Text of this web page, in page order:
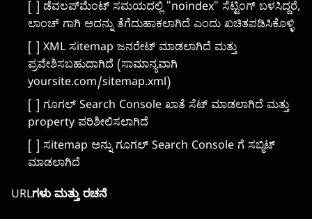
[ ] ಡೆವಲಪ್‌ಮೆಂಟ್ ಸಮಯದಲ್ಲಿ "noindex" ಸೆಟ್ಟಿಂಗ್ ಬಳಸಿದ್ದರೆ,
ಲಾಂಚ್ ಗಾಗಿ ಅದನ್ನು ತೆಗೆದುಹಾಕಲಾಗಿದೆ ಎಂದು ಖಚಿತಪಡಿಸಿಕೊಳ್ಳಿ
[ ] XML ಸitemap ಜನರೇಟ್ ಮಾಡಲಾಗಿದೆ ಮತ್ತು
ಪ್ರವೇಶಿಸಬಹುದಾಗಿದೆ (ಸಾಮಾನ್ಯವಾಗಿ
yoursite.com/sitemap.xml)
[ ] ಗೂಗಲ್ Search Console ಖಾತೆ ಸೆಟ್ ಮಾಡಲಾಗಿದೆ ಮತ್ತು
property ಪರಿಶೀಲಿಸಲಾಗಿದೆ
[ ] ಸitemap ಅನ್ನು ಗೂಗಲ್ Search Console ಗೆ ಸಬ್ಮಿಟ್
ಮಾಡಲಾಗಿದೆ
URLಗಳು ಮತ್ತು ರಚನೆ